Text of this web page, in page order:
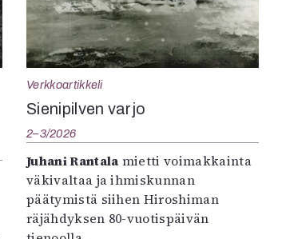
Verkkoartikkeli
Sienipilven varjo
2–3/2026
Juhani Rantala mietti voimakkainta
väkivaltaa ja ihmiskunnan
päätymistä siihen Hiroshiman
räjähdyksen 80-vuotispäivän